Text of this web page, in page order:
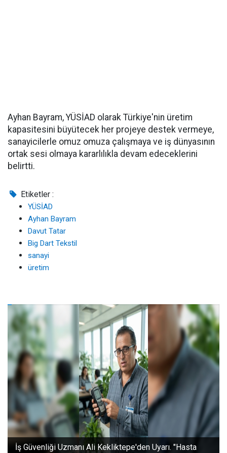
Ayhan Bayram, YÜSİAD olarak Türkiye'nin üretim
kapasitesini büyütecek her projeye destek vermeye,
sanayicilerle omuz omuza çalışmaya ve iş dünyasının
ortak sesi olmaya kararlılıkla devam edeceklerini
belirtti.
Etiketler :
YÜSİAD
Ayhan Bayram
Davut Tatar
Big Dart Tekstil
sanayi
üretim